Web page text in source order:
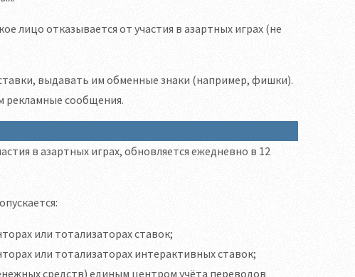
лицо отказывается от участия в азартных играх (не
выдавать им обменные знаки (например, фишки).
рекламные сообщения.
в азартных играх, обновляется ежедневно в 12
или тотализаторах ставок;
или тотализаторах интерактивных ставок;
средств) единым центром учёта переводов